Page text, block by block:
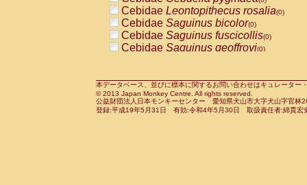
CercopithecidaeCercocebus
CercopithecidaeCercocebus
CercopithecidaeCercocebus
CercopithecidaeCercocebushybrid
CercopithecidaePapio anubis(0)
CercopithecidaePapio cynocephalus
CercopithecidaePapio hamadryas(0)
Cebidae Leontopithecus rosalia(0)
Cebidae Saguinus bicolor(0)
Cebidae Saguinus fuscicollis(0)
Cebidae Saguinus geoffroyi(0)
CebidaeSaguinus leucopus(0)
CebidaeSaguinus midas(0)
Cebidae Saguinus mystax(0)
本データベース、並びに標本に関するお問い合わせはキュレータ
© 2013 Japan Monkey Centre. All rights reserved.
公益財団法人日本モンキーセンター 愛知県犬山市大字犬山字官
登録:平成19年5月31日 有効:令和4年5月30日 取扱責任者:綿貫宏